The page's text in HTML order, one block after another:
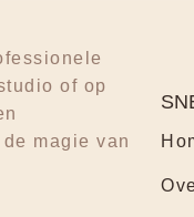
of op
magie van